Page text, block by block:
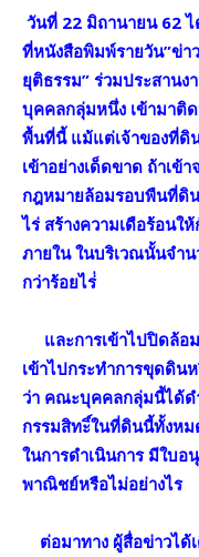
วันที่ 22 มิถานายน 62
ที่หนังสือพิมพ์รายวัน”ข่า
ยุติธรรม” ร่วมประสาน
บุคคลกลุ่มหนึ่ง เข้ามาติ
พื้นที่นี้ แม้แต่เจ้าของที่ดิ
เข้าอย่างเด็ดขาด ถ้าเข้
กฎหมายล้อมรอบพืนที่ดิ
ไร่ สร้างความเดือร้อน
ภายใน ในบริเวณนั้นจำ
กว่าร้อยไร่่
และการเข้าไปปิดล้อ
เข้าไปกระทำการขุดดิน
ว่า คณะบุคคลกลุ่มนี้ได้ด
กรรมสิทะิ์ในที่ดินนี้ทั้งหม
ในการดำเนินการ มีใบ
พาณิชย์หรือไม่อย่างไร
ต่อมาทาง ผู้สื่อข่าวได้